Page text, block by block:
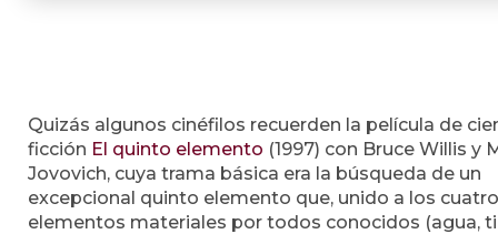
Quizás algunos cinéfilos recuerden la película de
ficción El quinto elemento (1997) con Bruce Willis y
Jovovich, cuya trama básica era la búsqueda de un
excepcional quinto elemento que, unido a los cuatro
elementos materiales por todos conocidos (agua,